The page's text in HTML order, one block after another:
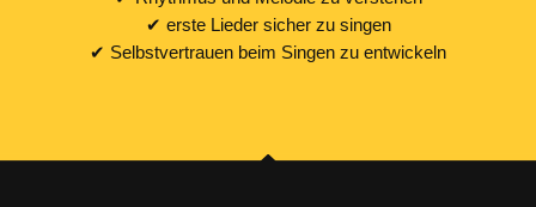
✔ erste Lieder sicher zu singen
✔ Selbstvertrauen beim Singen zu entwickeln